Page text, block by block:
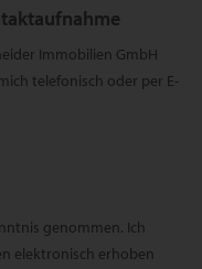
Immobilien GmbH
telefonisch oder per E-
genommen. Ich
elektronisch erhoben